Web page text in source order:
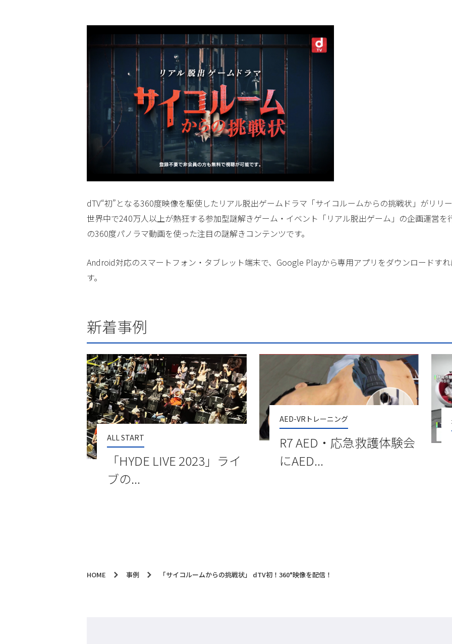
dTV“初”となる360度映像を駆使したリアル脱出ゲームドラマ「サイコルームからの挑戦状」がリリ
世界中で240万人以上が熱狂する参加型謎解きゲーム・イベント「リアル脱出ゲーム」の企画運営を
の360度パノラマ動画を使った注目の謎解きコンテンツです。
Android対応のスマートフォン・タブレット端末で、Google Playから専用アプリをダウンロードす
す。
新着事例
ALL START
「HYDE LIVE 2023」ライ
ブの...
AED-VRトレーニング
R7 AED・応急救護体験会
にAED...
HOME 事例 「サイコルームからの挑戦状」 dTV初！360°映像を配信！